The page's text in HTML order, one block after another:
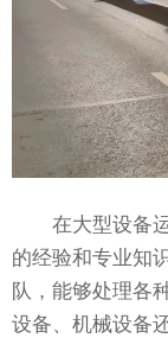
在大型设备运
的经验和专业知
队，能够处理各
设备、机械设备